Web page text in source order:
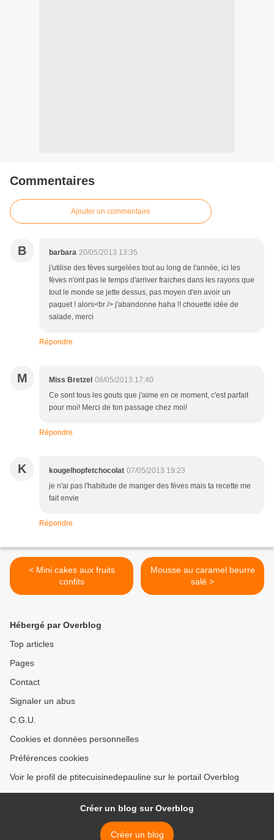
Commentaires
Ajouter un commentaire
B barbara 20/05/2013 13:35
j'utilise des fèves surgelées tout au long de l'année, ici les
fèves n'ont pas le temps d'arriver fraiches dans les rayons que
tout le monde se jette dessus, pas moyen d'en avoir un
paquet ! alors<br /> j'abandonne haha !! chouette idée de
salade, merci
Répondre
M Miss Bretzel 08/05/2013 17:40
Ce sont tous les gouts que j'aime en ce moment, c'est parfait
pour moi! Merci de ton passage chez moi!
Répondre
K kougelhopfetchocolat 07/05/2013 19:23
je n'ai pas l'habitude de manger des fèves mais ta recette me
fait envie
Répondre
< Mini cakes aux fruits
confits
Mousse au caramel beurre
salé >
Hébergé par Overblog
Top articles
Pages
Contact
Signaler un abus
C.G.U.
Cookies et données personnelles
Préférences cookies
Voir le profil de ptitecuisinedepauline sur le portail Overblog
Créer un blog sur Overblog
Créer un blog